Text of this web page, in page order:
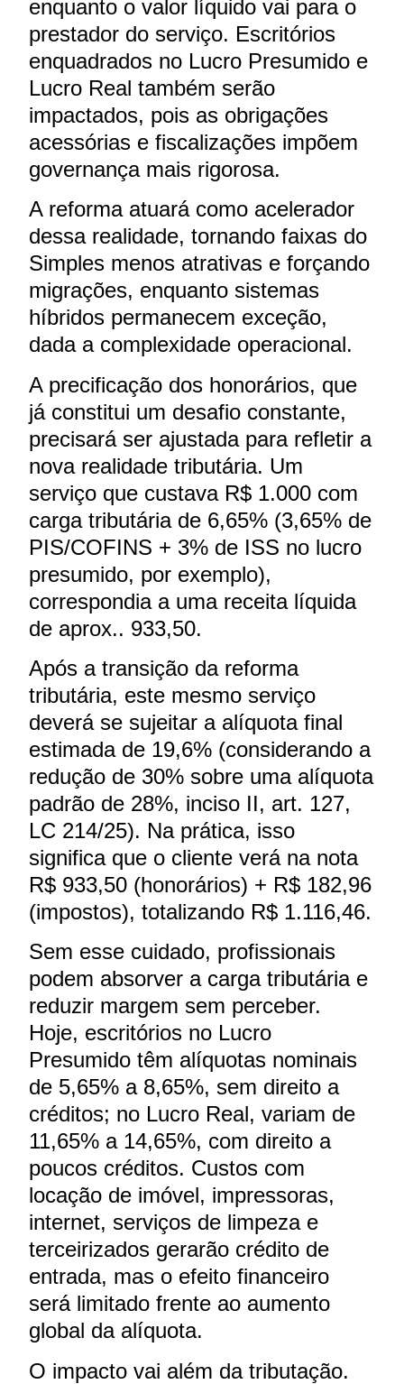
enquanto o valor líquido vai para o
prestador do serviço. Escritórios
enquadrados no Lucro Presumido e
Lucro Real também serão
impactados, pois as obrigações
acessórias e fiscalizações impõem
governança mais rigorosa.
A reforma atuará como acelerador
dessa realidade, tornando faixas do
Simples menos atrativas e forçando
migrações, enquanto sistemas
híbridos permanecem exceção,
dada a complexidade operacional.
A precificação dos honorários, que
já constitui um desafio constante,
precisará ser ajustada para refletir a
nova realidade tributária. Um
serviço que custava R$ 1.000 com
carga tributária de 6,65% (3,65% de
PIS/COFINS + 3% de ISS no lucro
presumido, por exemplo),
correspondia a uma receita líquida
de aprox.. 933,50.
Após a transição da reforma
tributária, este mesmo serviço
deverá se sujeitar a alíquota final
estimada de 19,6% (considerando a
redução de 30% sobre uma alíquota
padrão de 28%, inciso II, art. 127,
LC 214/25). Na prática, isso
significa que o cliente verá na nota
R$ 933,50 (honorários) + R$ 182,96
(impostos), totalizando R$ 1.116,46.
Sem esse cuidado, profissionais
podem absorver a carga tributária e
reduzir margem sem perceber.
Hoje, escritórios no Lucro
Presumido têm alíquotas nominais
de 5,65% a 8,65%, sem direito a
créditos; no Lucro Real, variam de
11,65% a 14,65%, com direito a
poucos créditos. Custos com
locação de imóvel, impressoras,
internet, serviços de limpeza e
terceirizados gerarão crédito de
entrada, mas o efeito financeiro
será limitado frente ao aumento
global da alíquota.
O impacto vai além da tributação.